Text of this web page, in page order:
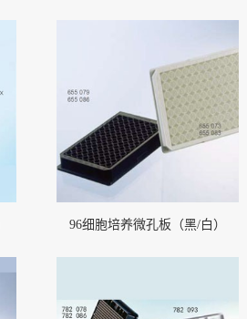
More
96细胞培养微孔板（黑/白）